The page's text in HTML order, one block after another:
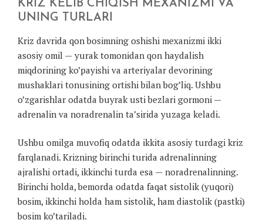
KRIZ KELIB CHIQISH MEXANIZMI VA
UNING TURLARI
Kriz davrida qon bosimning oshishi mexanizmi ikki
asosiy omil — yurak tomonidan qon haydalish
miqdorining ko’payishi va arteriyalar devorining
mushaklari tonusining ortishi bilan bog’liq. Ushbu
o’zgarishlar odatda buyrak usti bezlari gormoni —
adrenalin va noradrenalin ta’sirida yuzaga keladi.
Ushbu omilga muvofiq odatda ikkita asosiy turdagi kriz
farqlanadi. Krizning birinchi turida adrenalinning
ajralishi ortadi, ikkinchi turda esa — noradrenalinning.
Birinchi holda, bemorda odatda faqat sistolik (yuqori)
bosim, ikkinchi holda ham sistolik, ham diastolik (pastki)
bosim ko’tariladi.